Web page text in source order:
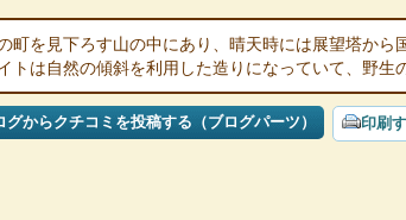
町を見下ろす山の中にあり、晴天時には展望塔か
トは自然の傾斜を利用した造りになっていて、野生
グからクチコミを投稿する（ブログパーツ） 印刷